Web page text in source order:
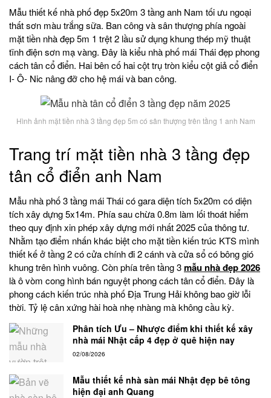
Mẫu thiết kế nhà phố đẹp 5x20m 3 tầng anh Nam tối ưu ngoại
thất sơn màu trắng sữa. Ban công và sân thượng phía ngoài
mặt tiền nhà đẹp 5m 1 trệt 2 lầu sử dụng khung thép mỹ thuật
tĩnh điện sơn mạ vàng. Đây là kiểu nhà phố mái Thái đẹp phong
cách tân cổ điển. Hai bên cố hai cột trụ tròn kiểu cột giả cổ điển
I- Ô- Nic nâng đỡ cho hệ mái và ban công.
Hình ảnh mặt tiền nhà 3 tầng đẹp 5m có sân thượng trên tầng 1 anh Nam
Trang trí mặt tiền nhà 3 tầng đẹp
tân cổ điển anh Nam
Mẫu nhà phố 3 tầng mái Thái có gara diện tích 5x20m có diện
tích xây dựng 5x14m. Phía sau chừa 0.8m làm lối thoát hiểm
theo quy định xin phép xây dựng mới nhất 2025 của thông tư.
Nhằm tạo điểm nhấn khác biệt cho mặt tiền kiến trúc KTS mình
thiết kế ở tầng 2 có cửa chính đi 2 cánh và cửa sổ có bông gió
khung trên hình vuông. Còn phía trên tầng 3mẫu nhà đẹp 2026
là ô vòm cong hình bán nguyệt phong cách tân cổ điển. Đây là
phong cách kiến trúc nhà phố Địa Trung Hải không bao giờ lỗi
thời. Tỷ lệ cân xứng hài hoà nhẹ nhàng mà không cầu kỳ.
Phân tích Ưu – Nhược điểm khi thiết kế xây
nhà mái Nhật cấp 4 đẹp ở quê hiện nay
02/08/2026
Mẫu thiết kế nhà sàn mái Nhật đẹp bê tông
hiện đại anh Quang